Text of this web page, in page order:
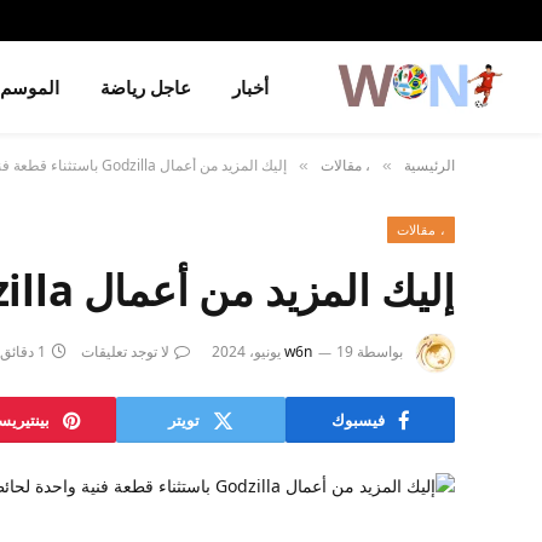
أخبار عاجل رياضة الموسم
الرئيسية » ، مقالات » إليك المزيد من أعمال Godzilla باستثناء قطعة فنية واحدة لحائطك
، مقالات
إليك المزيد من أعمال Godzilla باستثناء قطعة فنية واحدة لحائطك
بواسطة w6n 19 يونيو، 2024 لا توجد تعليقات 1 دقائق
فيسبوك تويتر